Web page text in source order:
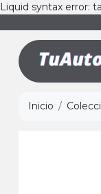
Liquid syntax error:
Inicio